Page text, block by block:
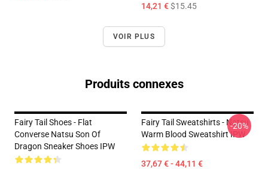
14,21 €$15.45
VOIR PLUS
Produits connexes
Fairy Tail Shoes - Flat
Converse Natsu Son Of
Dragon Sneaker Shoes IPW
Fairy Tail Sweatshirts - Natsu
Warm Blood Sweatshirt IPW
37,67 € - 44,11 €
-20%